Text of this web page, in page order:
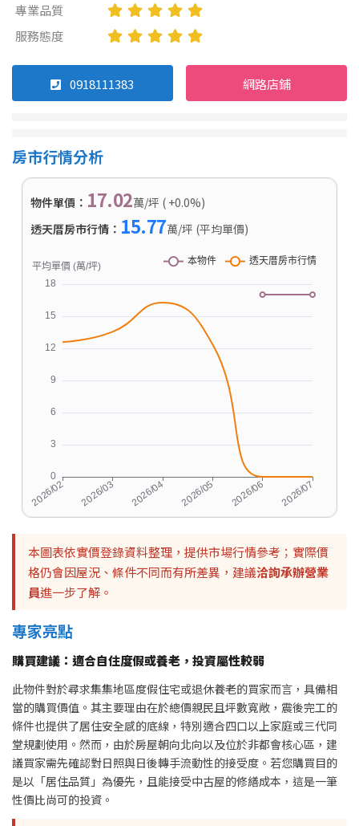
專業品質
服務態度
0918111383 網路店鋪
房市行情分析
物件單價： 17.02萬/坪 ( +0.0%)
透天厝房市行情： 15.77萬/坪 (平均單價)
本圖表依實價登錄資料整理，提供市場行情參考；實際價
格仍會因屋況、條件不同而有所差異，建議洽詢承辦營業
員進一步了解。
專家亮點
購買建議：適合自住度假或養老，投資屬性較弱
此物件對於尋求集集地區度假住宅或退休養老的買家而言，具備相
當的購買價值。其主要理由在於總價親民且坪數寬敞，震後完工的
條件也提供了居住安全感的底線，特別適合四口以上家庭或三代同
堂規劃使用。然而，由於房屋朝向北向以及位於非都會核心區，建
議買家需先確認對日照與日後轉手流動性的接受度。若您購買目的
是以「居住品質」為優先，且能接受中古屋的修繕成本，這是一筆
性價比尚可的投資。